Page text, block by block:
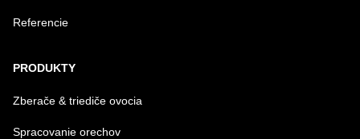
Odoslať
Referencie
PRODUKTY
Zberače & triediče ovocia
Spracovanie orechov